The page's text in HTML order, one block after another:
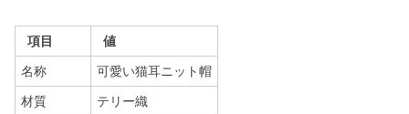
項目 値
名称 可愛い猫耳ニット帽
材質 テリー織